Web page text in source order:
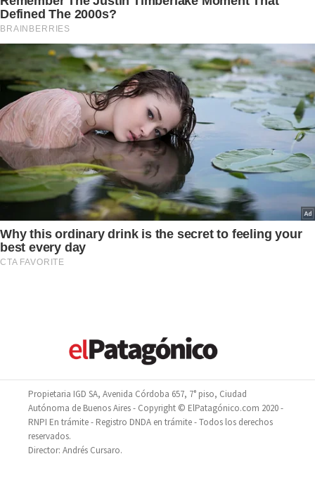
Propietaria IGD SA, Avenida Córdoba 657, 7° piso, Ciudad
Autónoma de Buenos Aires - Copyright © ElPatagónico.com 2020 -
RNPI En trámite - Registro DNDA en trámite - Todos los derechos
reservados.
Director: Andrés Cursaro.